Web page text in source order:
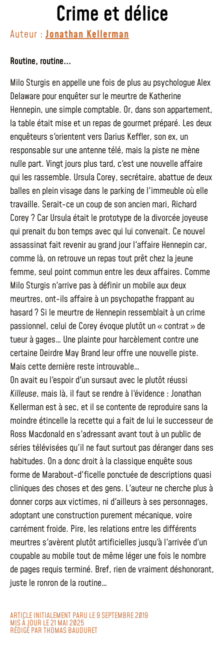
Crime et délice
Auteur : Jonathan Kellerman
Routine, routine...
Milo Sturgis en appelle une fois de plus au psychologue Alex
Delaware pour enquêter sur le meurtre de Katherine
Hennepin, une simple comptable. Or, dans son appartement,
la table était mise et un repas de gourmet préparé. Les deux
enquêteurs s'orientent vers Darius Keffler, son ex, un
responsable sur une antenne télé, mais la piste ne mène
nulle part. Vingt jours plus tard, c'est une nouvelle affaire
qui les rassemble. Ursula Corey, secrétaire, abattue de deux
balles en plein visage dans le parking de l'immeuble où elle
travaille. Serait-ce un coup de son ancien mari, Richard
Corey ? Car Ursula était le prototype de la divorcée joyeuse
qui prenait du bon temps avec qui lui convenait. Ce nouvel
assassinat fait revenir au grand jour l'affaire Hennepin car,
comme là, on retrouve un repas tout prêt chez la jeune
femme, seul point commun entre les deux affaires. Comme
Milo Sturgis n'arrive pas à définir un mobile aux deux
meurtres, ont-ils affaire à un psychopathe frappant au
hasard ? Si le meurtre de Hennepin ressemblait à un crime
passionnel, celui de Corey évoque plutôt un « contrat » de
tueur à gages… Une plainte pour harcèlement contre une
certaine Deirdre May Brand leur offre une nouvelle piste.
Mais cette dernière reste introuvable…
On avait eu l'espoir d'un sursaut avec le plutôt réussi
Killeuse, mais là, il faut se rendre à l'évidence : Jonathan
Kellerman est à sec, et il se contente de reproduire sans la
moindre étincelle la recette qui a fait de lui le successeur de
Ross Macdonald en s'adressant avant tout à un public de
séries télévisées qu'il ne faut surtout pas déranger dans ses
habitudes. On a donc droit à la classique enquête sous
forme de Marabout-d'ficelle ponctuée de descriptions quasi
cliniques des choses et des gens. L'auteur ne cherche plus à
donner corps aux victimes, ni d'ailleurs à ses personnages,
adoptant une construction purement mécanique, voire
carrément froide. Pire, les relations entre les différents
meurtres s'avèrent plutôt artificielles jusqu'à l'arrivée d'un
coupable au mobile tout de même léger une fois le nombre
de pages requis terminé. Bref, rien de vraiment déshonorant,
juste le ronron de la routine…
ARTICLE INITIALEMENT PARU LE 9 SEPTEMBRE 2019
MIS À JOUR LE 21 MAI 2025
RÉDIGÉ PARTHOMAS BAUDURET